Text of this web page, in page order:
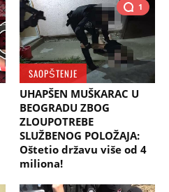
1
SAOPŠTENJE
UHAPŠEN MUŠKARAC U
BEOGRADU ZBOG
ZLOUPOTREBE
SLUŽBENOG POLOŽAJA:
Oštetio državu više od 4
miliona!